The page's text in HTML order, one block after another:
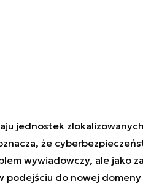
jednostek zlokalizowanych
że
wywiadowczy, ale jako
do nowej domeny